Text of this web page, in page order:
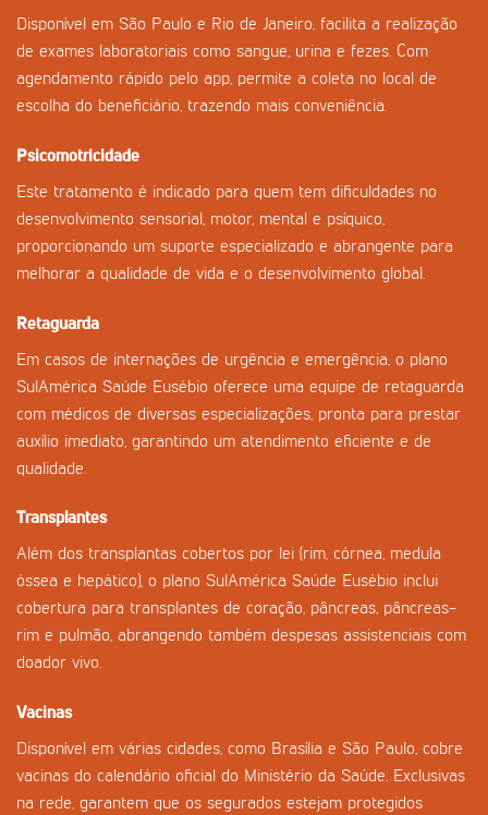
Disponível em São Paulo e Rio de Janeiro, facilita a realização
de exames laboratoriais como sangue, urina e fezes. Com
agendamento rápido pelo app, permite a coleta no local de
escolha do beneficiário, trazendo mais conveniência.
Psicomotricidade
Este tratamento é indicado para quem tem dificuldades no
desenvolvimento sensorial, motor, mental e psíquico,
proporcionando um suporte especializado e abrangente para
melhorar a qualidade de vida e o desenvolvimento global.
Retaguarda
Em casos de internações de urgência e emergência, o plano
SulAmérica Saúde Eusébio oferece uma equipe de retaguarda
com médicos de diversas especializações, pronta para prestar
auxílio imediato, garantindo um atendimento eficiente e de
qualidade.
Transplantes
Além dos transplantas cobertos por lei (rim, córnea, medula
óssea e hepático), o plano SulAmérica Saúde Eusébio inclui
cobertura para transplantes de coração, pâncreas, pâncreas-
rim e pulmão, abrangendo também despesas assistenciais com
doador vivo.
Vacinas
Disponível em várias cidades, como Brasília e São Paulo, cobre
vacinas do calendário oficial do Ministério da Saúde. Exclusivas
na rede, garantem que os segurados estejam protegidos